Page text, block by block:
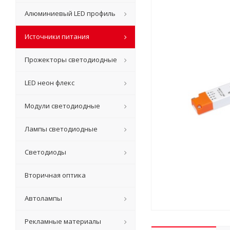
Алюминиевый LED профиль
Источники питания
Прожекторы светодиодные
LED неон флекс
Модули светодиодные
Лампы светодиодные
Светодиоды
Вторичная оптика
Автолампы
Рекламные материалы